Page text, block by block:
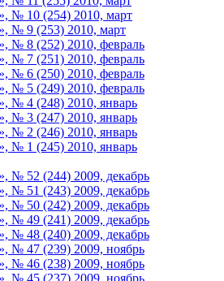
№ 10 (254) 2010, март
№ 9 (253) 2010, март
№ 8 (252) 2010, февраль
№ 7 (251) 2010, февраль
№ 6 (250) 2010, февраль
№ 5 (249) 2010, февраль
№ 4 (248) 2010, январь
№ 3 (247) 2010, январь
№ 2 (246) 2010, январь
№ 1 (245) 2010, январь
№ 52 (244) 2009, декабрь
№ 51 (243) 2009, декабрь
№ 50 (242) 2009, декабрь
№ 49 (241) 2009, декабрь
№ 48 (240) 2009, декабрь
№ 47 (239) 2009, ноябрь
№ 46 (238) 2009, ноябрь
№ 45 (237) 2009, ноябрь